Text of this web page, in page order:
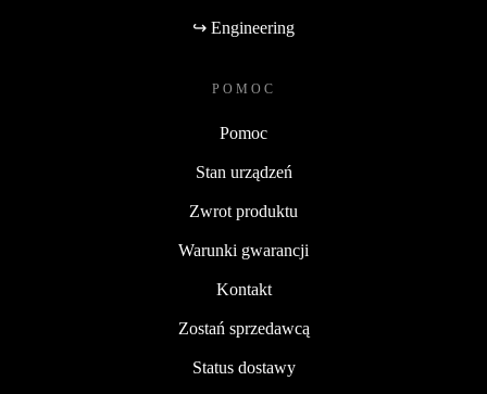
↪ Engineering
POMOC
Pomoc
Stan urządzeń
Zwrot produktu
Warunki gwarancji
Kontakt
Zostań sprzedawcą
Status dostawy